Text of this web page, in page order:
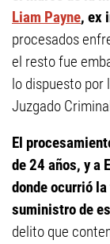
Liam Payne, ex
procesados
el resto fue
lo dispuesto por
Juzgado
El
de 24 años, y a
donde ocurrió
suministro de
delito que